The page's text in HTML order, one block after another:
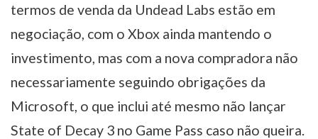
termos de venda da Undead Labs estão em
negociação, com o Xbox ainda mantendo o
investimento, mas com a nova compradora não
necessariamente seguindo obrigações da
Microsoft, o que inclui até mesmo não lançar
State of Decay 3 no Game Pass caso não queira.